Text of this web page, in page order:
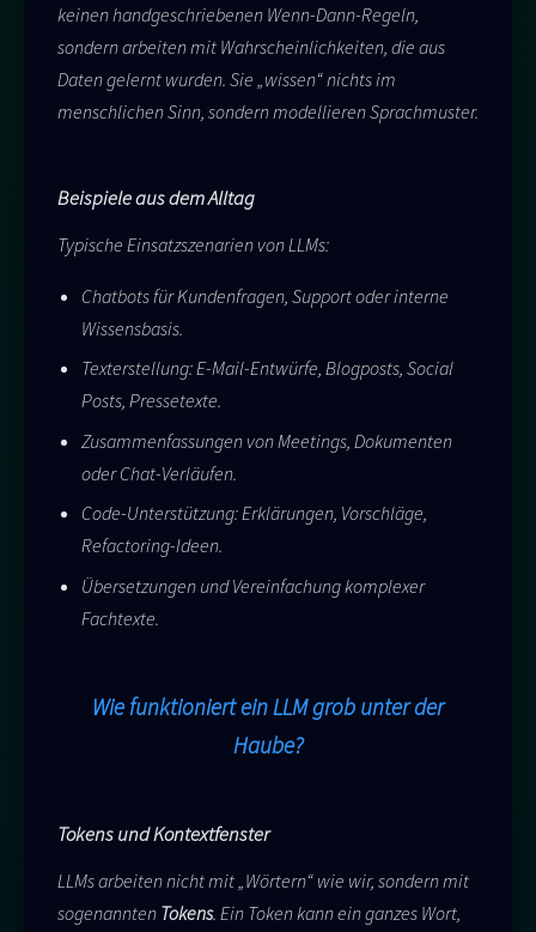
keinen handgeschriebenen Wenn-Dann-Regeln,
sondern arbeiten mit Wahrscheinlichkeiten, die aus
Daten gelernt wurden. Sie „wissen“ nichts im
menschlichen Sinn, sondern modellieren Sprachmuster.
Beispiele aus dem Alltag
Typische Einsatzszenarien von LLMs:
Chatbots für Kundenfragen, Support oder interne
Wissensbasis.
Texterstellung: E-Mail-Entwürfe, Blogposts, Social
Posts, Pressetexte.
Zusammenfassungen von Meetings, Dokumenten
oder Chat-Verläufen.
Code-Unterstützung: Erklärungen, Vorschläge,
Refactoring-Ideen.
Übersetzungen und Vereinfachung komplexer
Fachtexte.
Wie funktioniert ein LLM grob unter der
Haube?
Tokens und Kontextfenster
LLMs arbeiten nicht mit „Wörtern“ wie wir, sondern mit
sogenannten Tokens. Ein Token kann ein ganzes Wort,